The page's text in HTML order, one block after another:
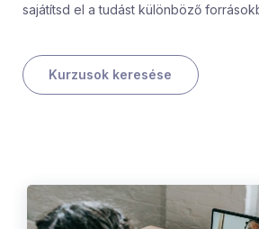
sajátítsd el a tudást különböző
Kurzusok keresése